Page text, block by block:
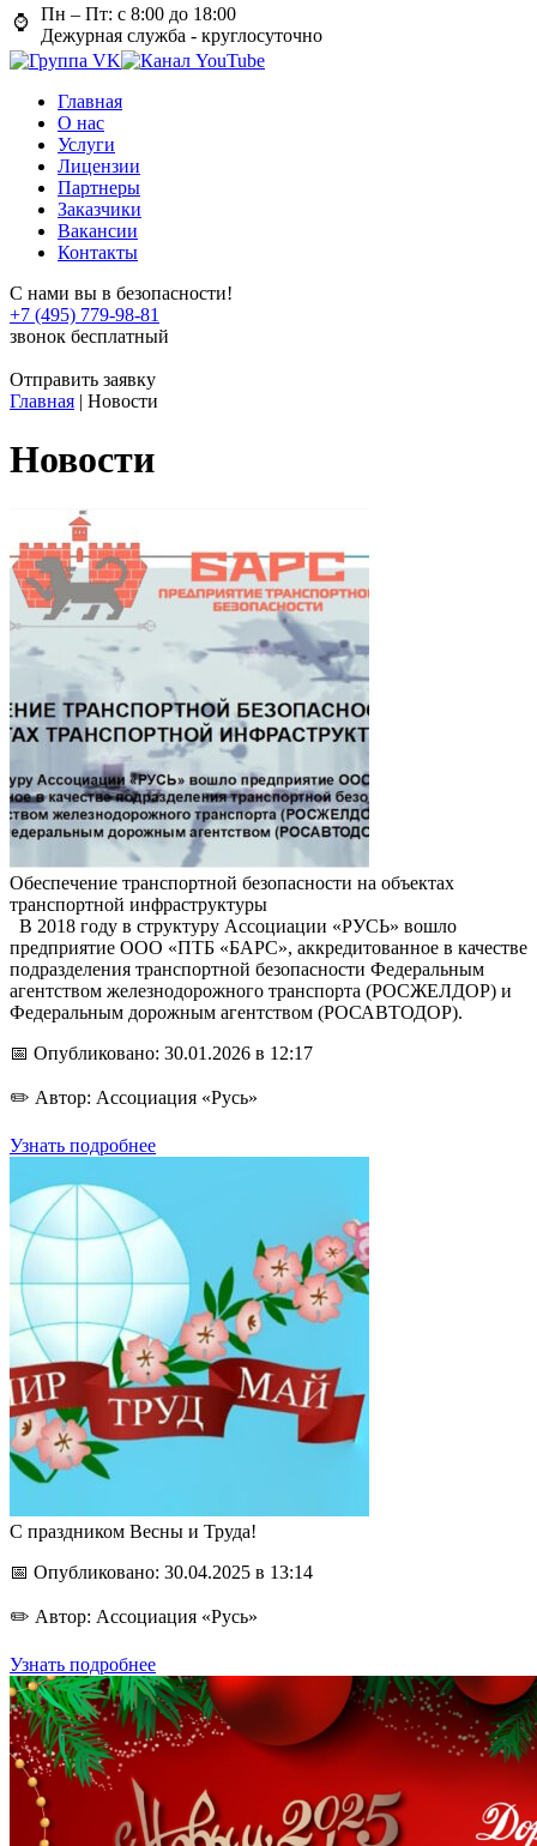
⌚️ Пн – Пт: с 8:00 до 18:00
Дежурная служба - круглосуточно
Главная
О нас
Услуги
Лицензии
Партнеры
Заказчики
Вакансии
Контакты
С нами вы в безопасности!
+7 (495) 779-98-81
звонок бесплатный
Отправить заявку
Главная | Новости
Новости
Обеспечение транспортной безопасности на объектах
транспортной инфраструктуры
В 2018 году в структуру Ассоциации «РУСЬ» вошло
предприятие ООО «ПТБ «БАРС», аккредитованное в качестве
подразделения транспортной безопасности Федеральным
агентством железнодорожного транспорта (РОСЖЕЛДОР) и
Федеральным дорожным агентством (РОСАВТОДОР).
📅 Опубликовано: 30.01.2026 в 12:17
✏️ Автор: Ассоциация «Русь»
Узнать подробнее
С праздником Весны и Труда!
📅 Опубликовано: 30.04.2025 в 13:14
✏️ Автор: Ассоциация «Русь»
Узнать подробнее